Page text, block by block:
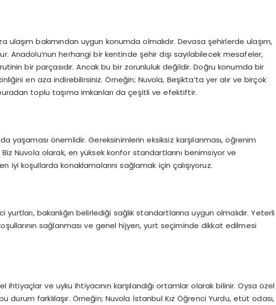
ulaşım bakımından uygun konumda olmalıdır. Devasa şehirlerde ulaşım,
Anadolu’nun herhangi bir kentinde şehir dışı sayılabilecek mesafeler,
bir parçasıdır. Ancak bu bir zorunluluk değildir. Doğru konumda bir
en aza indirebilirsiniz. Örneğin; Nuvola, Beşikta’ta yer alır ve birçok
toplu taşıma imkanları da çeşitli ve efektiftir.
yaşaması önemlidir. Gereksinimlerin eksiksiz karşılanması, öğrenim
Nuvola olarak, en yüksek konfor standartlarını benimsiyor ve
iyi koşullarda konaklamalarını sağlamak için çalışıyoruz.
yurtları, bakanlığın belirlediği sağlık standartlarına uygun olmalıdır. Yeterli
sağlanması ve genel hijyen, yurt seçiminde dikkat edilmesi
ihtiyaçlar ve uyku ihtiyacının karşılandığı ortamlar olarak bilinir. Oysa özel
durum farklılaşır. Örneğin; Nuvola İstanbul Kız Öğrenci Yurdu, etüt odası,